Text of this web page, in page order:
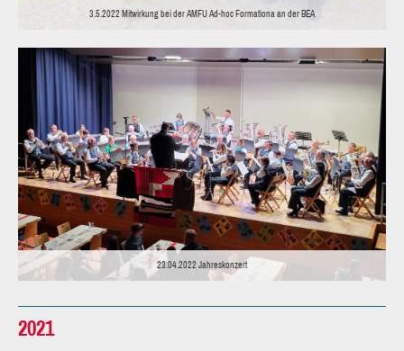
3.5.2022 Mitwirkung bei der AMFU Ad-hoc Formationa an der BEA
23.04.2022 Jahreskonzert
2021